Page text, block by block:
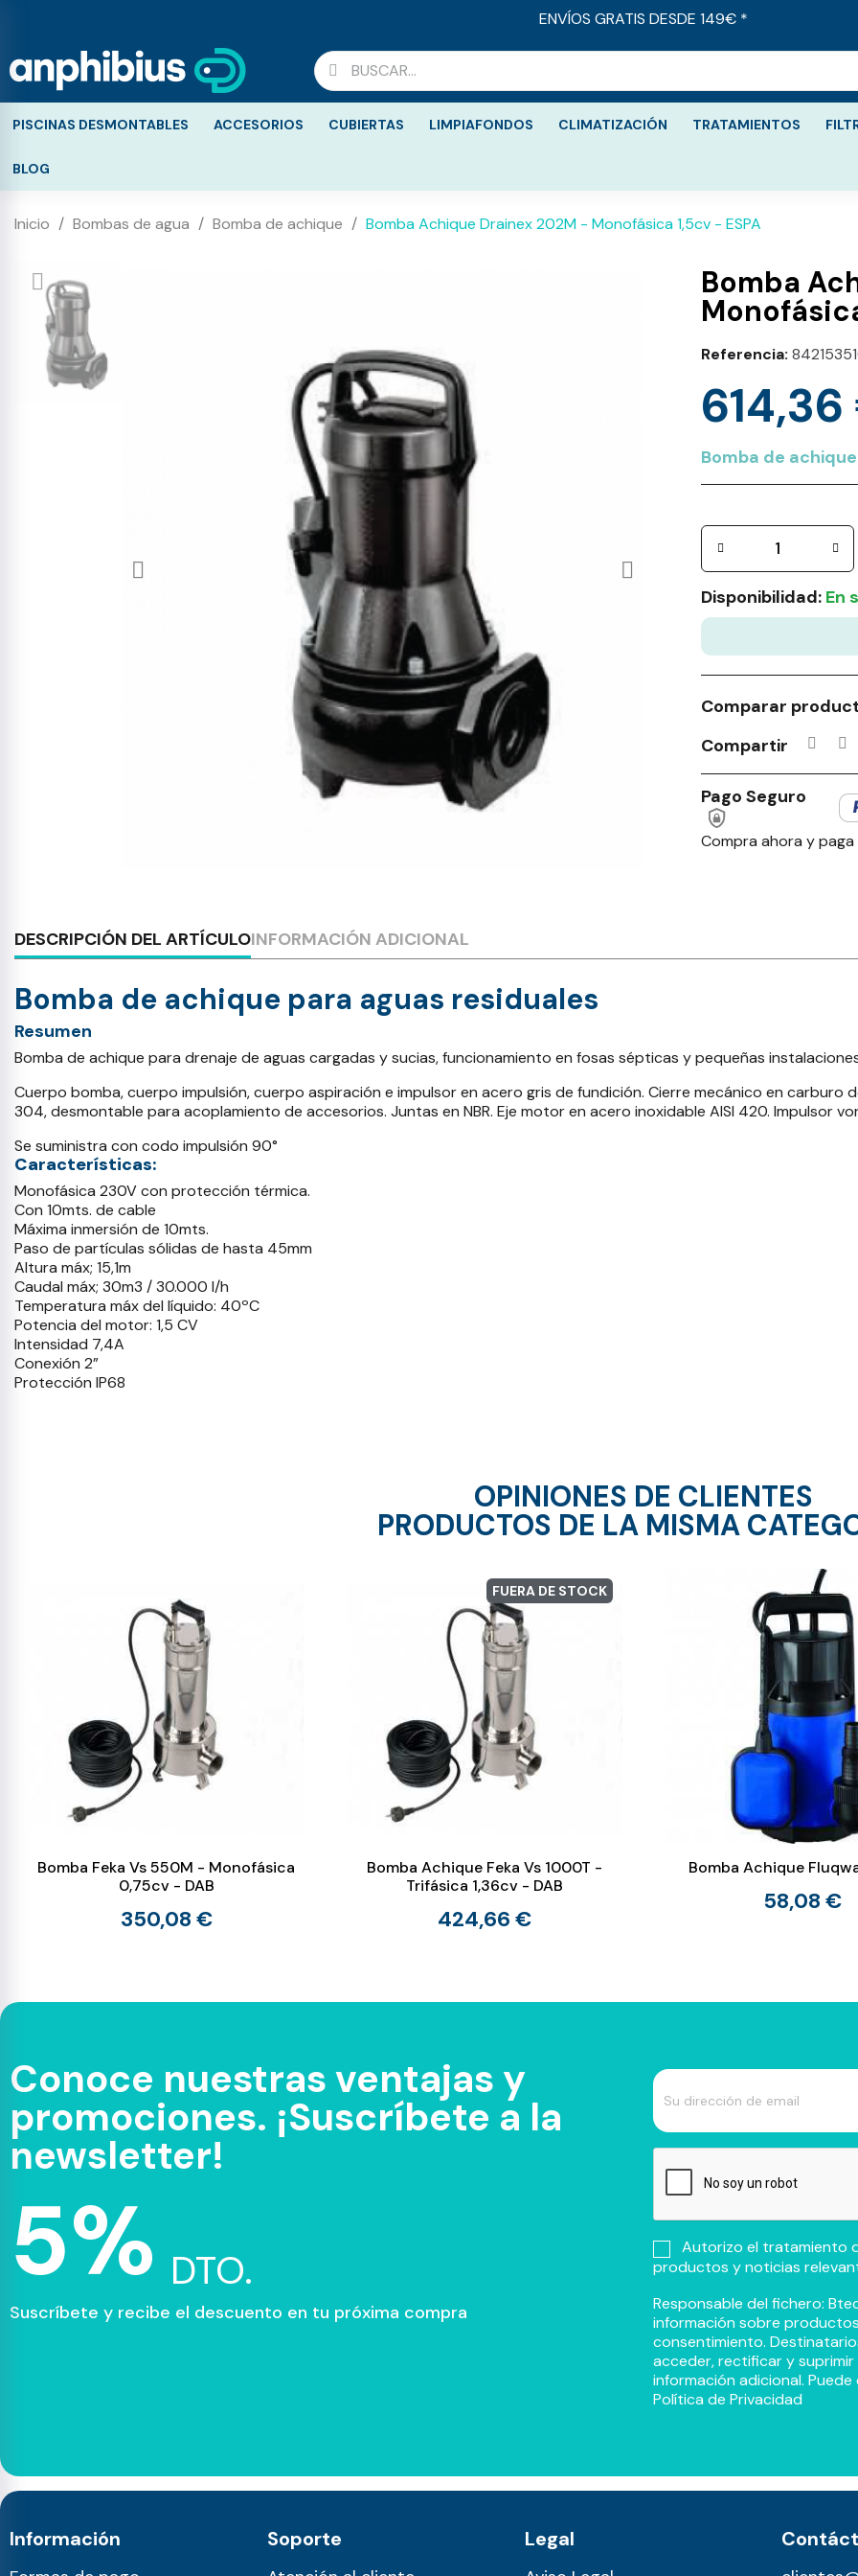
ENVÍOS GRATIS DESDE 149€ *
PISCINAS DESMONTABLES ACCESORIOS CUBIERTAS LIMPIAFONDOS CLIMATIZACIÓN TRATAMIENTOS
BLOG
Inicio Bombas de agua Bomba de achique Bomba Achique Drainex 202M - Monofásica 1,5cv - ESPA
Bomba
Referencia
Bomba de
Disponibilidad: En
Comparar
Compartir
Pago Seguro
Compra ahora y
DESCRIPCIÓN DEL ARTÍCULOINFORMACIÓN ADICIONAL
Bomba de achique para aguas residuales
Resumen
Bomba de achique para drenaje de aguas cargadas y sucias, funcionamiento en fosas sépticas y pequeñas
Cuerpo bomba, cuerpo impulsión, cuerpo aspiración e impulsor en acero gris de fundición. Cierre mecánico en carburo
304, desmontable para acoplamiento de accesorios. Juntas en NBR. Eje motor en acero inoxidable AISI 420. Impulsor
Se suministra con codo impulsión 90°
Características:
Monofásica 230V con protección térmica.
Con 10mts. de cable
Máxima inmersión de 10mts.
Paso de partículas sólidas de hasta 45mm
Altura máx; 15,1m
Caudal máx; 30m3 / 30.000 l/h
Temperatura máx del líquido: 40ºC
Potencia del motor: 1,5 CV
Intensidad 7,4A
Conexión 2”
Protección IP68
OPINIONES DE CLIENTES
PRODUCTOS DE LA MISMA
Bomba Feka Vs 550M - Monofásica
0,75cv - DAB
350,08 €
FUERA DE STOCK
Bomba Achique Feka Vs 1000T -
Trifásica 1,36cv - DAB
424,66 €
Bomba Achique
58,08 €
Conoce nuestras ventajas y
promociones. ¡Suscríbete a la
newsletter!
5% DTO.
Suscríbete y recibe el descuento en tu próxima compra
Autorizo el tratamiento
productos y noticias
Responsable del fichero:
información sobre
consentimiento.
acceder, rectificar y
información adicional.
Política de Privacidad
Información Soporte Legal